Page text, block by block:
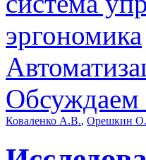
эргономика
Обсуждаем
Коваленко А.В., Орешкин